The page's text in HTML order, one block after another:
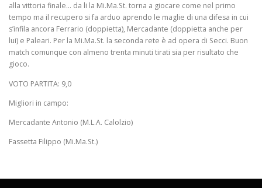
alla vittoria finale… da li la Mi.Ma.St. torna a giocare come nel primo
tempo ma il recupero si fa arduo aprendo le maglie di una difesa in cui
s’infila ancora Ferrario (doppietta), Mercadante (doppietta anche per
lui) e Paleari. Per la Mi.Ma.St. la seconda rete è ad opera di Secci. Buon
match comunque con almeno trenta minuti tirati sia per risultato che
gioco.
VOTO PARTITA: 9,0
Migliori in campo:
Mercadante Antonio (M.L.A. Calolzio)
Fassetta Filippo (Mi.Ma.St.)